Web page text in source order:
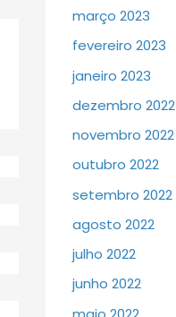
março 2023
fevereiro 2023
janeiro 2023
dezembro 2022
novembro 2022
outubro 2022
setembro 2022
agosto 2022
julho 2022
junho 2022